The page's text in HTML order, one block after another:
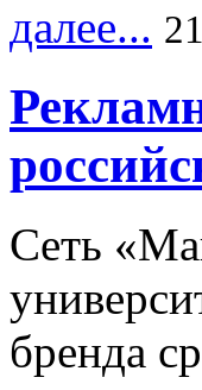
далее...
Сеть
бренда